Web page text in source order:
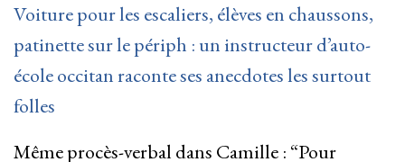
Voiture pour les escaliers, élèves en chaussons,
patinette sur le périph : un instructeur d’auto-
école occitan raconte ses anecdotes les surtout
folles
Même procès-verbal dans Camille : “Pour